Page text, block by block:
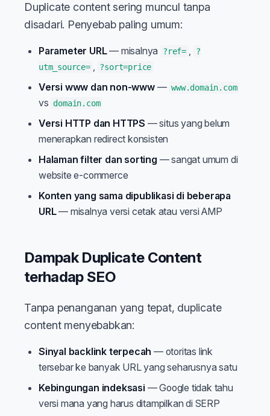
Duplicate content sering muncul tanpa
disadari. Penyebab paling umum:
Parameter URL— misalnya ?ref= ,
?
utm_source= , ?sort=price
Versi www dan non-www— www.domain.com
vs domain.com
Versi HTTP dan HTTPS — situs yang belum
menerapkan redirect konsisten
Halaman filter dan sorting — sangat umum di
website e-commerce
Konten yang sama dipublikasi di beberapa
URL— misalnya versi cetak atau versi AMP
Dampak Duplicate Content
terhadap SEO
Tanpa penanganan yang tepat, duplicate
content menyebabkan:
Sinyal backlink terpecah — otoritas link
tersebar ke banyak URL yang seharusnya satu
Kebingungan indeksasi — Google tidak tahu
versi mana yang harus ditampilkan di SERP